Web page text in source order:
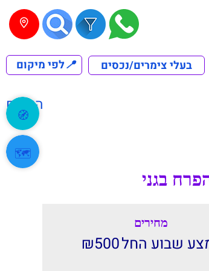
בעלי צימרים/נכסים 📍לפי מיקום
הקודם
בגני
מחירים
שבוע החל500
₪
🧭
🗺️